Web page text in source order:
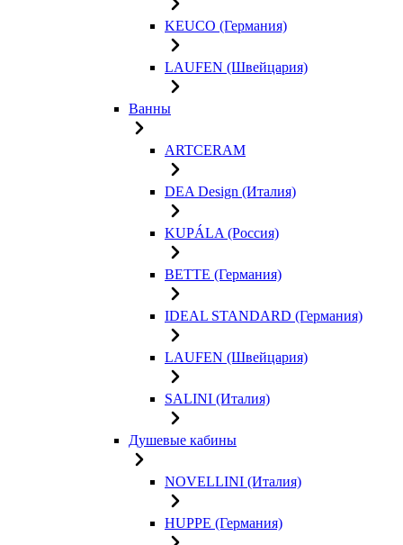
KEUCO (Германия)
LAUFEN (Швейцария)
Ванны
ARTCERAM
DEA Design (Италия)
KUPÁLA (Россия)
BETTE (Германия)
IDEAL STANDARD (Германия)
LAUFEN (Швейцария)
SALINI (Италия)
Душевые кабины
NOVELLINI (Италия)
HUPPE (Германия)